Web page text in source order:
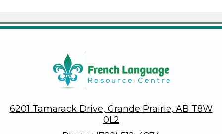
6201 Tamarack Drive, Grande Prairie, AB T8W
0L2